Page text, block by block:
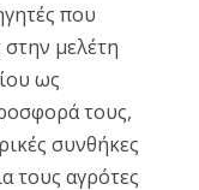
που
μελέτη
ως
τους,
συνθήκες
τους αγρότες